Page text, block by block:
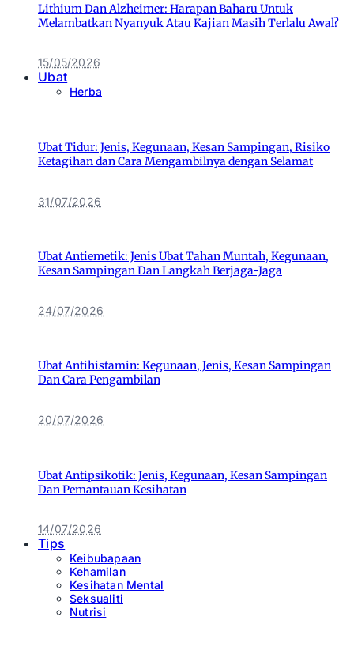
Lithium Dan Alzheimer: Harapan Baharu Untuk
Melambatkan Nyanyuk Atau Kajian Masih Terlalu Awal?
15/05/2026
Ubat
Herba
Ubat Tidur: Jenis, Kegunaan, Kesan Sampingan, Risiko
Ketagihan dan Cara Mengambilnya dengan Selamat
31/07/2026
Ubat Antiemetik: Jenis Ubat Tahan Muntah, Kegunaan,
Kesan Sampingan Dan Langkah Berjaga-Jaga
24/07/2026
Ubat Antihistamin: Kegunaan, Jenis, Kesan Sampingan
Dan Cara Pengambilan
20/07/2026
Ubat Antipsikotik: Jenis, Kegunaan, Kesan Sampingan
Dan Pemantauan Kesihatan
14/07/2026
Tips
Keibubapaan
Kehamilan
Kesihatan Mental
Seksualiti
Nutrisi